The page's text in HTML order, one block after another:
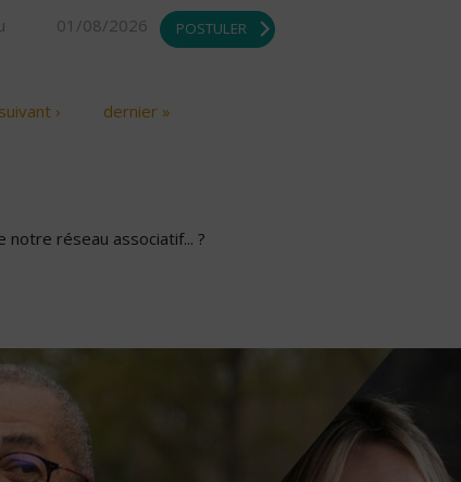
01/08/2026 POSTULER
suivant › dernier »
réseau associatif... ?